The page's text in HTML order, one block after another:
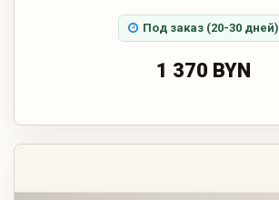
Под заказ (20-30 дней)
1 370 BYN